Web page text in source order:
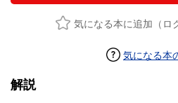
気になる本に追加（ロ
気になる本
解説